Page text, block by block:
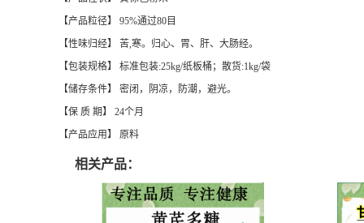
【产品粒径】 95%通过80目
【性味归经】 苦,寒。归心、胃、肝、大肠经。
【包装规格】 标准包装:25kg/纸板桶；散货:1kg/袋
【储存条件】 密闭，阴凉，防潮，避光。
【保 质 期】 24个月
【产品应用】 原料
相关产品：